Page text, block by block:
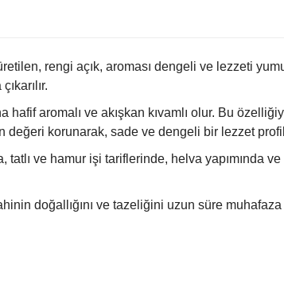
rengi açık, aroması dengeli ve lezzeti
aromalı ve akışkan kıvamlı olur. Bu
değeri korunarak, sade ve dengeli bir lezzet
tatlı ve hamur işi tariflerinde, helva yapımında
doğallığını ve tazeliğini uzun süre muhafaza